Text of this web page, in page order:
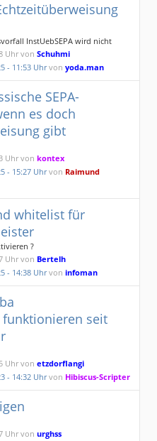
InstUebSEPA wird nicht
Uhr vonSchuhmi
- 11:53 Uhrvonyoda.man
SEPA-
es doch
gibt
Uhr vonkontex
- 15:27 Uhrvon Raimund
whitelist für
?
Uhr von Bertelh
- 14:38 Uhrvoninfoman
seit
Uhr vonetzdorflangi
- 14:32 Uhrvon Hibiscus-Scripter
Uhr vonurghss